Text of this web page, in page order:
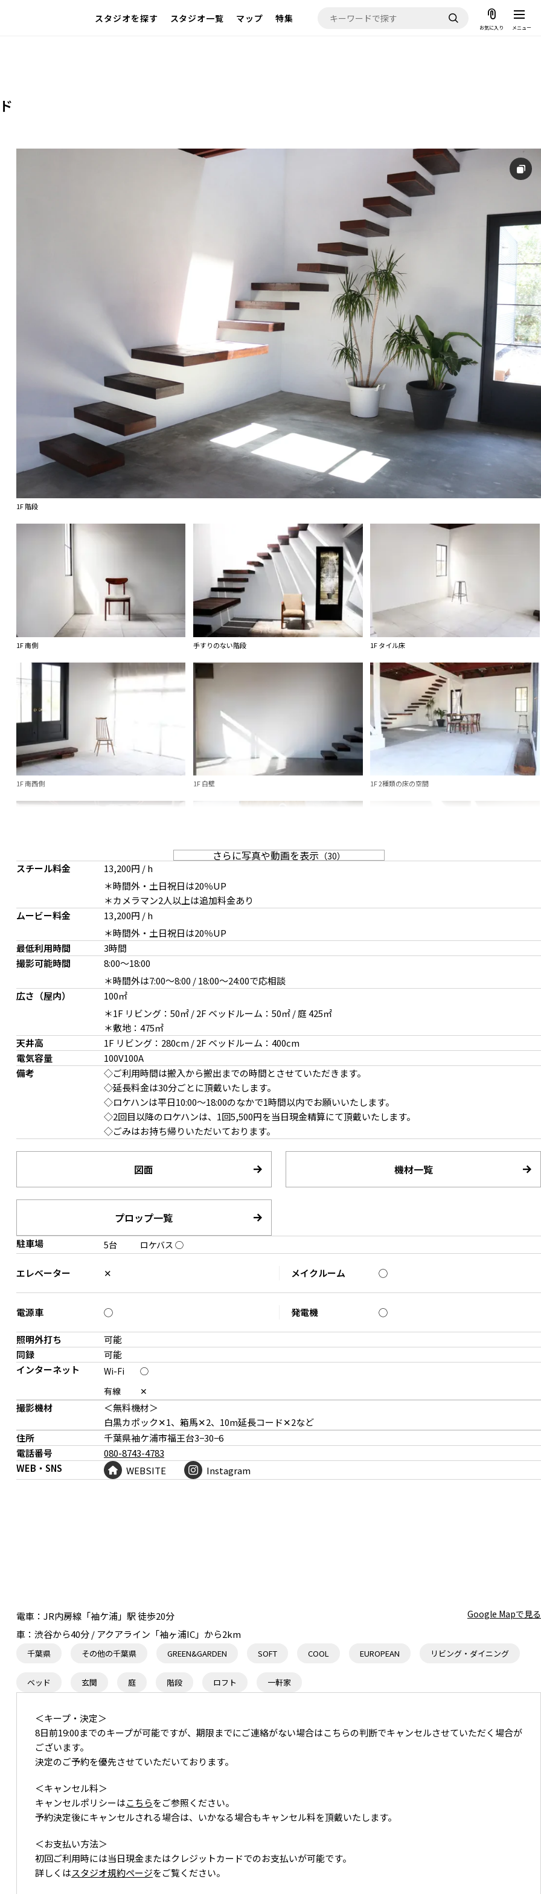
スタジオを探す
すべての選択肢からスタジオを探す
スタジオ一覧 マップ 特集
お気に入り メニュー
1F 階段
1F 南側 手すりのない階段 1F タイル床
1F 南西側 1F 白壁 1F 2種類の床の空間
1F 南側空間
2F 南西
2F 吹き抜け天窓あり 2F 北西側天窓あり
2F 北側すりガラス窓
一年中緑の芝生 白壁を背景に撮影可能
一年中緑の芝生
駐車場
さらに写真や動画を表示 （30）
スチール料金
13,200円 / h
＊時間外・土日祝日は20％UP
＊カメラマン2人以上は追加料金あり
ムービー料金
13,200円 / h
＊時間外・土日祝日は20％UP
最低利用時間
3時間
撮影可能時間
8:00～18:00
＊時間外は7:00〜8:00 / 18:00〜24:00で応相談
広さ（屋内）
100㎡
＊1F リビング：50㎡ / 2F ベッドルーム：50㎡ / 庭 425㎡
＊敷地：475㎡
天井高
1F リビング：280cm / 2F ベッドルーム：400cm
電気容量
100V100A
備考
◇ご利用時間は搬入から搬出までの時間とさせていただきます。
◇延長料金は30分ごとに頂戴いたします。
◇ロケハンは平日10:00〜18:00のなかで1時間以内でお願いいたします。
◇2回目以降のロケハンは、1回5,500円を当日現金精算にて頂戴いたします。
◇ごみはお持ち帰りいただいております。
図面 機材一覧
プロップ一覧
駐車場 5台 ロケバス◯
エレベーター ✕ メイクルーム ◯
電源車 ◯ 発電機 ◯
照明外打ち
可能
同録
可能
インターネット
Wi-Fi
◯
有線
✕
撮影機材
＜無料機材＞
白黒カポック✕1、箱馬✕2、10m延長コード✕2など
住所
千葉県袖ケ浦市福王台3−30−6
電話番号
080-8743-4783
WEB・SNS
WEBSITE Instagram
Google Mapで見る
電車：JR内房線「袖ケ浦」駅 徒歩20分
車：渋谷から40分 / アクアライン「袖ヶ浦IC」から2km
千葉県 その他の千葉県 GREEN&GARDEN SOFT COOL EUROPEAN リビング・ダイニング
ベッド 玄関 庭 階段 ロフト 一軒家
＜キープ・決定＞
8日前19:00までのキープが可能ですが、期限までにご連絡がない場合はこちらの判断でキャンセルさせていただく場合が
ございます。
決定のご予約を優先させていただいております。
＜キャンセル料＞
キャンセルポリシーはこちらをご参照ください。
予約決定後にキャンセルされる場合は、いかなる場合もキャンセル料を頂戴いたします。
＜お支払い方法＞
初回ご利用時には当日現金またはクレジットカードでのお支払いが可能です。
詳しくはスタジオ規約ページをご覧ください。